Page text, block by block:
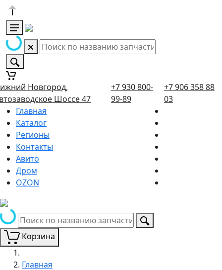
Новгород,
Шоссе 47
+7 930 800-
99-89
+7 906 358 88
03
Главная
Каталог
Регионы
Контакты
Авито
Дром
OZON
Корзина
Главная